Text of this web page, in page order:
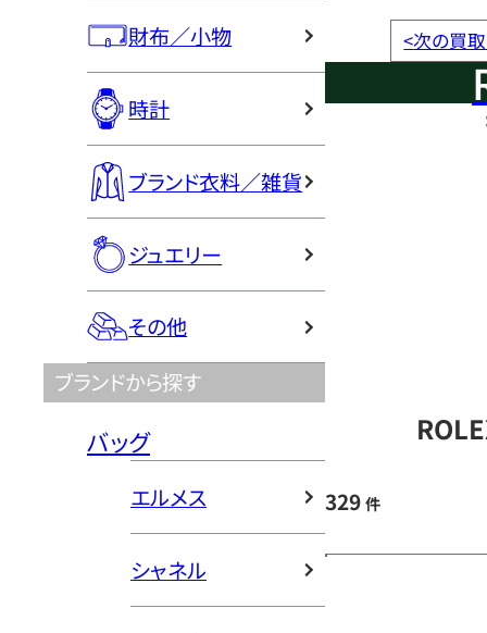
財布／小物
時計
ブランド衣料／雑貨
ジュエリー
その他
ブランドから探す
バッグ
エルメス
シャネル
<次の買
329 件